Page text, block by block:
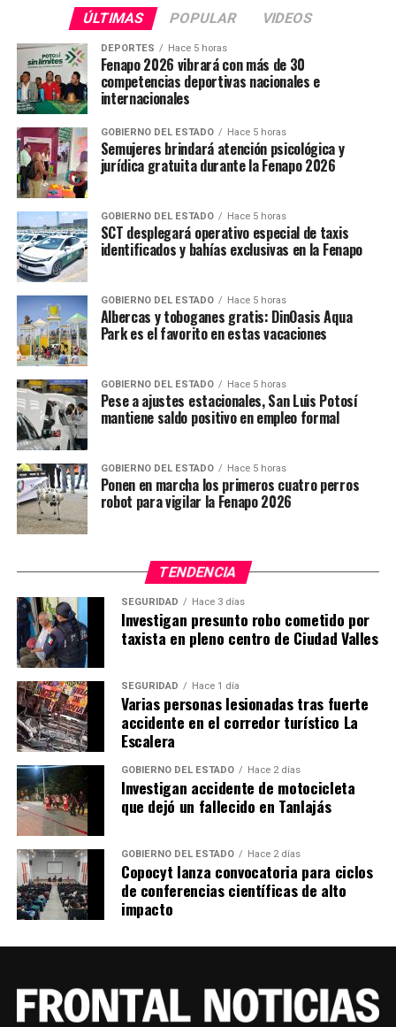
¡Pachuca impone su ley! Los Tuzos eliminan al Toluca y
vuelan a Semifinales
NO TE PIERDAS
¡Heroico! Chivas remonta a Tigres en el Akron y vuela a
Semifinales
ÚLTIMAS POPULAR VIDEOS
DEPORTES Hace 5 horas
Fenapo 2026 vibrará con más de 30
competencias deportivas nacionales e
internacionales
GOBIERNO DEL ESTADO Hace 5 horas
Semujeres brindará atención psicológica y
jurídica gratuita durante la Fenapo 2026
GOBIERNO DEL ESTADO Hace 5 horas
SCT desplegará operativo especial de taxis
identificados y bahías exclusivas en la Fenapo
GOBIERNO DEL ESTADO Hace 5 horas
Albercas y toboganes gratis: DinOasis Aqua
Park es el favorito en estas vacaciones
GOBIERNO DEL ESTADO Hace 5 horas
Pese a ajustes estacionales, San Luis Potosí
mantiene saldo positivo en empleo formal
GOBIERNO DEL ESTADO Hace 5 horas
Ponen en marcha los primeros cuatro perros
robot para vigilar la Fenapo 2026
TENDENCIA
SEGURIDAD Hace 3 días
Investigan presunto robo cometido por
taxista en pleno centro de Ciudad Valles
SEGURIDAD Hace 1 día
Varias personas lesionadas tras fuerte
accidente en el corredor turístico La
Escalera
GOBIERNO DEL ESTADO Hace 2 días
Investigan accidente de motocicleta
que dejó un fallecido en Tanlajás
GOBIERNO DEL ESTADO Hace 2 días
Copocyt lanza convocatoria para ciclos
de conferencias científicas de alto
impacto